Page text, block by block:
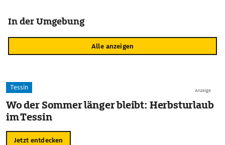
In der Umgebung
Alle anzeigen
Anzeige
Tessin
Wo der Sommer länger bleibt: Herbsturlaub
im Tessin
Jetzt entdecken